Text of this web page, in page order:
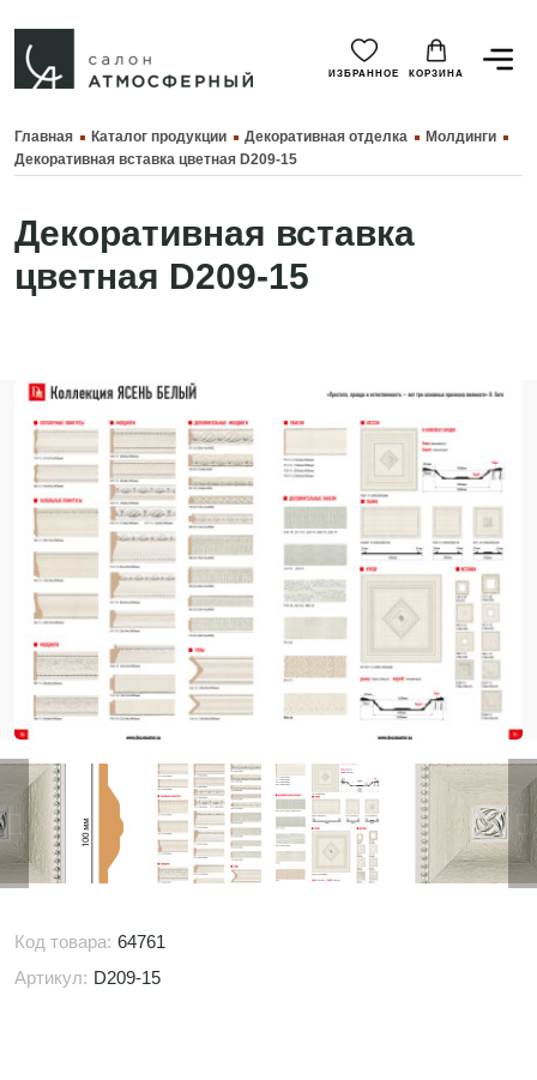
ИЗБРАННОЕ КОРЗИНА
Главная Каталог продукции Декоративная отделка
Молдинги
Декоративная вставка цветная D209-15
Декоративная вставка
цветная D209-15
Код товара: 64761
Артикул: D209-15